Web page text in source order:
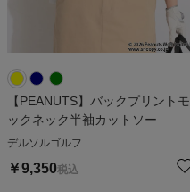
【PEANUTS】バックプリントモ
ックネック半袖カットソー
デルソルゴルフ
￥9,350税込